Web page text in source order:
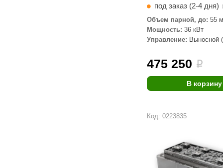
под заказ (2-4 дня)
Объем парной, до: 55
Мощность: 36 кВт
Управление: Выносной
475 250 i
В корзину
Код: 0223835